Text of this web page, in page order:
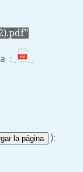
:
la página ):